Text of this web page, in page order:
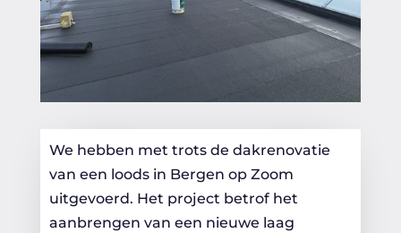
We hebben met trots de dakrenovatie
van een loods in Bergen op Zoom
uitgevoerd. Het project betrof het
aanbrengen van een nieuwe laag